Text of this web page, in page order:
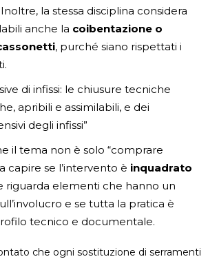
la stessa disciplina considera
anche la coibentazione o
, purché siano rispettati i
di infissi: le chiusure tecniche
apribili e assimilabili, e dei
degli infissi”
il tema non è solo “comprare
capire se l’intervento è inquadrato
riguarda elementi che hanno un
e se tutta la pratica è
tecnico e documentale.
che ogni sostituzione di serramenti